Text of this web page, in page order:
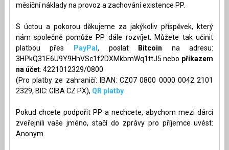
měsíční náklady na provoz a zachování existence PP.
S úctou a pokorou děkujeme za jakýkoliv příspěvek, který
nám společně pomůže PP dále rozvíjet. Můžete tak učinit
platbou přes
PayPal, poslat Bitcoin na adresu:
3HPkQ31E6U9Y9HhVSc1f2DXMkbmWq1ttJ5 nebo příkazem
na účet: 4221012329/0800
(Pro platby ze zahraničí: IBAN: CZ07 0800 0000 0042 2101
2329, BIC: GIBA CZ PX), QR platby
Pokud chcete podpořit PP a nechcete, abychom mezi dárci
zveřejnili vaše jméno, stačí do zprávy pro příjemce uvést:
Anonym.